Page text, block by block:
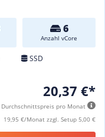
6
Anzahl vCore
SSD
20,37 €*
Durchschnittspreis pro Monat
19,95 €/Monat zzgl. Setup 5,00 €